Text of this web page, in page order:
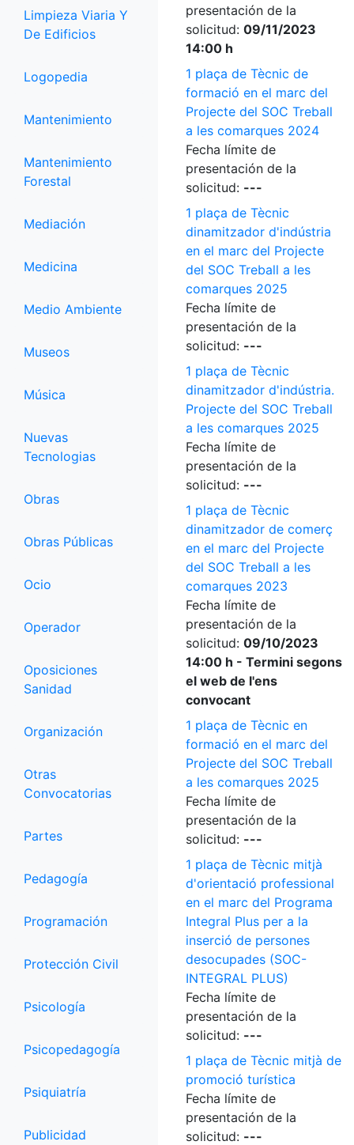
Limpieza Viaria Y
De Edificios
Logopedia
Mantenimiento
Mantenimiento
Forestal
Mediación
Medicina
Medio Ambiente
Museos
Música
Nuevas
Tecnologias
Obras
Obras Públicas
Ocio
Operador
Oposiciones
Sanidad
Organización
Otras
Convocatorias
Partes
Pedagogía
Programación
Protección Civil
Psicología
Psicopedagogía
Psiquiatría
Publicidad
presentación de la
solicitud: 09/11/2023
14:00 h
1 plaça de Tècnic de
formació en el marc del
Projecte del SOC Treball
a les comarques 2024
Fecha límite de
presentación de la
solicitud: ---
1 plaça de Tècnic
dinamitzador d'indústria
en el marc del Projecte
del SOC Treball a les
comarques 2025
Fecha límite de
presentación de la
solicitud: ---
1 plaça de Tècnic
dinamitzador d'indústria.
Projecte del SOC Treball
a les comarques 2025
Fecha límite de
presentación de la
solicitud: ---
1 plaça de Tècnic
dinamitzador de comerç
en el marc del Projecte
del SOC Treball a les
comarques 2023
Fecha límite de
presentación de la
solicitud: 09/10/2023
14:00 h - Termini segons
el web de l'ens
convocant
1 plaça de Tècnic en
formació en el marc del
Projecte del SOC Treball
a les comarques 2025
Fecha límite de
presentación de la
solicitud: ---
1 plaça de Tècnic mitjà
d'orientació professional
en el marc del Programa
Integral Plus per a la
inserció de persones
desocupades (SOC-
INTEGRAL PLUS)
Fecha límite de
presentación de la
solicitud: ---
1 plaça de Tècnic mitjà de
promoció turística
Fecha límite de
presentación de la
solicitud: ---